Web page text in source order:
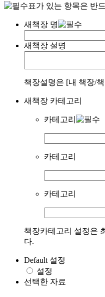
표가 있는 항목은 반
새책장 명
새책장 설명
책장설명은 [내 책장/
새책장 카테고리
카테고리
카테고리
카테고리
책장카테고리 설정은
다.
Default 설정
설정
선택한 자료